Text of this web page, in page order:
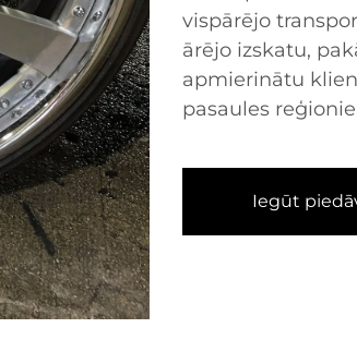
vispārējo
ārējo izskatu,
apmierinātu
pasaules
Iegūt